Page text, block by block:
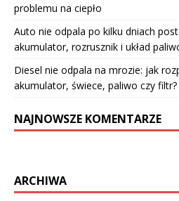
problemu na ciepło
Auto nie odpala po kilku dniach
akumulator, rozrusznik i układ
Diesel nie odpala na mrozie: jak
akumulator, świece, paliwo czy filtr?
NAJNOWSZE KOMENTARZE
ARCHIWA